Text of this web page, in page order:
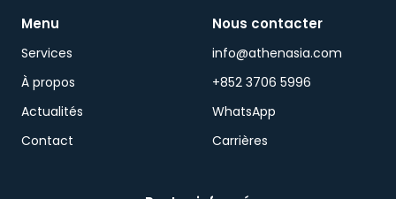
Menu
Services
À propos
Actualités
Contact
Nous contacter
info@athenasia.com
+852 3706 5996
WhatsApp
Carrières